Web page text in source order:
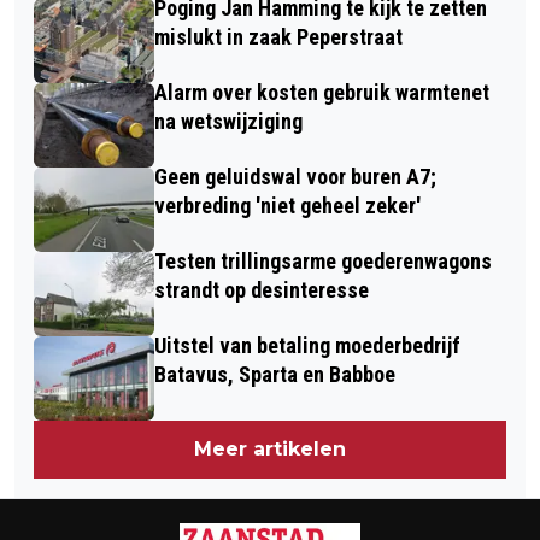
VUILNISZAK
KROMMENIE, DADER WEGGEREND
RICHTING WORMERVEER
Poging Jan Hamming te kijk te zetten
mislukt in zaak Peperstraat
Alarm over kosten gebruik warmtenet
na wetswijziging
Geen geluidswal voor buren A7;
verbreding 'niet geheel zeker'
Testen trillingsarme goederenwagons
strandt op desinteresse
Uitstel van betaling moederbedrijf
Batavus, Sparta en Babboe
Meer artikelen